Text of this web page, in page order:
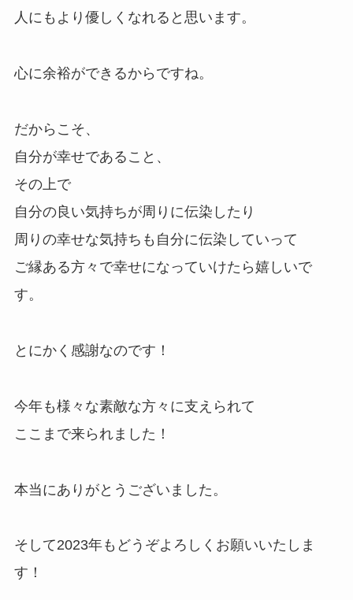
人にもより優しくなれると思います。
心に余裕ができるからですね。
だからこそ、
自分が幸せであること、
その上で
自分の良い気持ちが周りに伝染したり
周りの幸せな気持ちも自分に伝染していって
ご縁ある方々で幸せになっていけたら嬉しいで
す。
とにかく感謝なのです！
今年も様々な素敵な方々に支えられて
ここまで来られました！
本当にありがとうございました。
そして2023年もどうぞよろしくお願いいたしま
す！